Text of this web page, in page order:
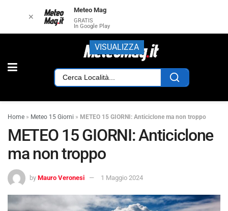
Home » Meteo 15 Giorni » METEO 15 GIORNI: Anticiclone ma non troppo
METEO 15 GIORNI: Anticiclone
ma non troppo
by Mauro Veronesi 1 Maggio 2024
✕
Meteo Mag
GRATIS
In Google Play
VISUALIZZA